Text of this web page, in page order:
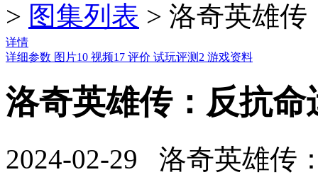
> 图集列表 > 洛奇英雄传
详情
详细参数 图片10 视频17 评价 试玩评测 2 游戏资料
洛奇英雄传：反抗命
2024-02-29 洛奇英雄传